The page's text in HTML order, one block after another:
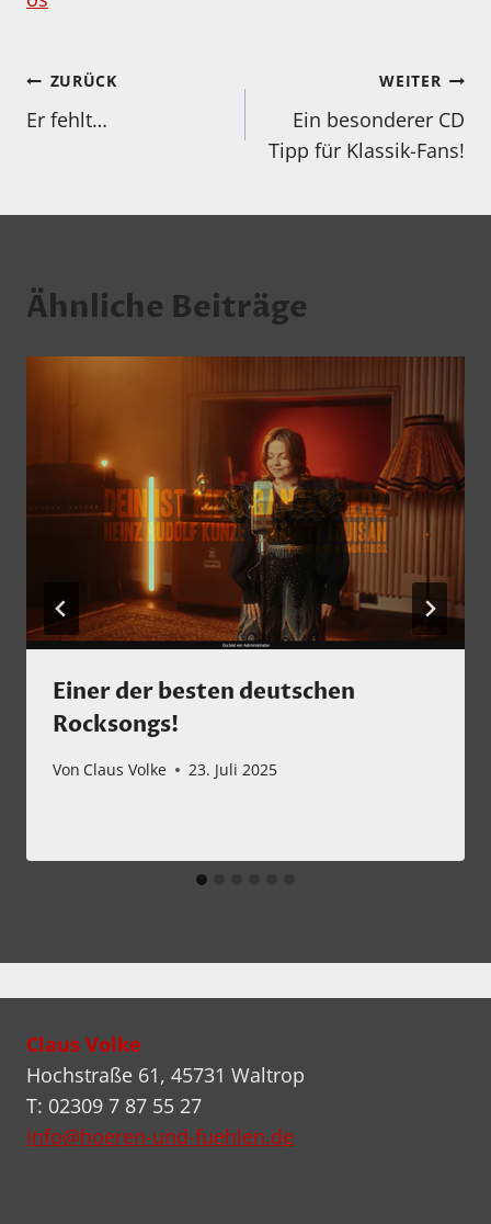
Beitragsnavigation
ZURÜCK
Er fehlt…
WEITER
Ein besonderer CD
Tipp für Klassik-Fans!
Ähnliche Beiträge
Einer der besten deutschen
Rocksongs!
Von Claus Volke 23. Juli 2025
Claus Volke
Hochstraße 61, 45731 Waltrop
T: 02309 7 87 55 27
info@hoeren-und-fuehlen.de